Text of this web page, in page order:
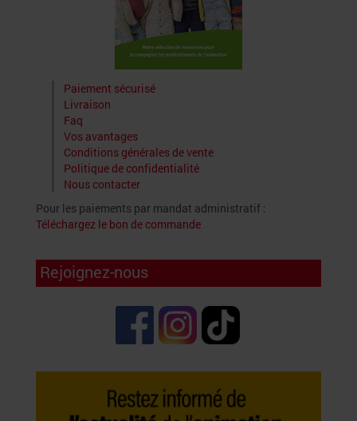
Paiement sécurisé
Livraison
Faq
Vos avantages
Conditions générales de vente
Politique de confidentialité
Nous contacter
Pour les paiements par mandat administratif :
Téléchargez le bon de commande
Rejoignez-nous